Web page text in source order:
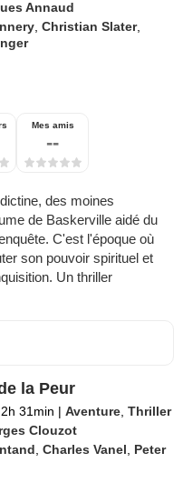
Annaud
,Christian Slater,
Mes amis
--
des moines
de Baskerville aidé du
C'est l'époque où
son pouvoir spirituel et
Un thriller
la Peur
2h 31min | Aventure ,Thriller
Clouzot
,Charles Vanel
Peter